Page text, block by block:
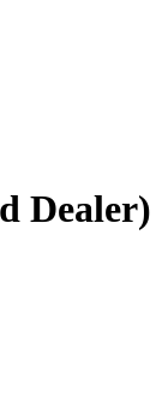
Dealer)